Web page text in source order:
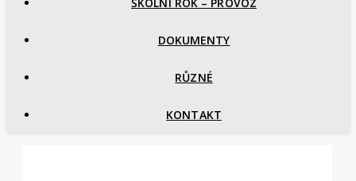
DOKUMENTY
RŮZNÉ
KONTAKT